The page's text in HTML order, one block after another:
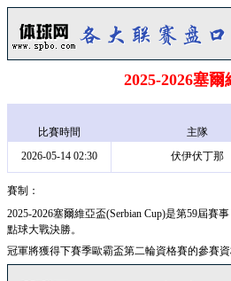
2025-2026塞爾
比賽時間 主隊
2026-05-14 02:30
伏伊伏丁那
賽制：
2025-2026塞爾維亞盃(Serbian Cup)是第59屆
點球大戰決勝。
冠軍將獲得下賽季歐霸盃第二輪資格賽的參賽資